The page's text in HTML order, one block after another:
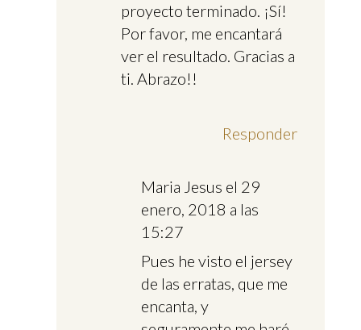
proyecto terminado. ¡Sí!
Por favor, me encantará
ver el resultado. Gracias a
ti. Abrazo!!
Responder
Maria Jesus el 29
enero, 2018 a las
15:27
Pues he visto el jersey
de las erratas, que me
encanta, y